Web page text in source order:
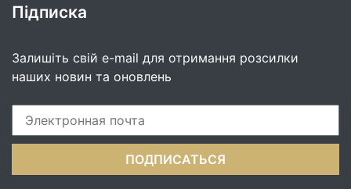
Підписка
Залишіть свій e-mail для отримання розсилки
наших новин та оновлень